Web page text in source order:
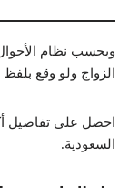
وبحسب نظام
الزواج ولو وقع
احصل على تفاصيل
السعودية.